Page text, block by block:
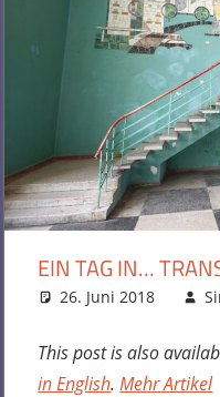
EIN TAG IN…
26. Juni 2018
This post is also
in English.Mehr Artikel